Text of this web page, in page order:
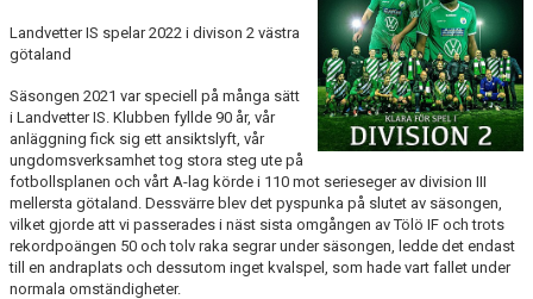
LEDARE
KALENDER
EVENEMANG
MEDIA
KONTAKT
Landvetter IS spelar 2022 i divison 2 västra
götaland
Säsongen 2021 var speciell på många sätt
i Landvetter IS. Klubben fyllde 90 år, vår
anläggning fick sig ett ansiktslyft, vår
ungdomsverksamhet tog stora steg ute på
fotbollsplanen och vårt A-lag körde i 110 mot serieseger av division III
mellersta götaland. Dessvärre blev det pyspunka på slutet av säsongen,
vilket gjorde att vi passerades i näst sista omgången av Tölö IF och trots
rekordpoängen 50 och tolv raka segrar under säsongen, ledde det endast
till en andraplats och dessutom inget kvalspel, som hade vart fallet under
normala omständigheter.